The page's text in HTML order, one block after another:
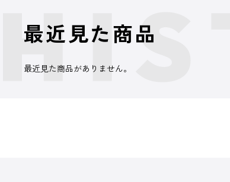
最近見た商品
最近見た商品がありません。